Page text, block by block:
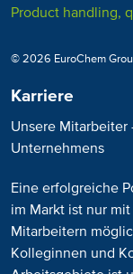
Product handling,
© 2026 EuroChem
Karriere
Unsere
Unternehmens
Eine erfolgreiche
im Markt ist nur
Mitarbeitern
Kolleginnen und